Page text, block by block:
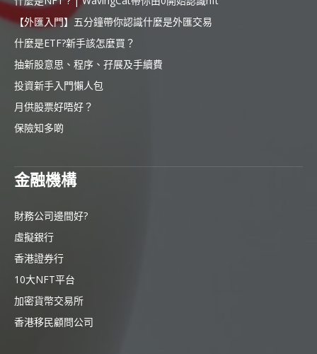
【外匯入門】五分鐘帶你認識什麼是外匯交易
什麼是ETF?新手該怎麼買？
抽新股意思、程序、孖展及手續費
投資新手入門懶人包
月供股票好唔好？
保險知多啲
金融機構
財務公司邊間好?
虛擬銀行
香港證券行
10大NFT平台
加密貨幣交易所
香港移民顧問公司